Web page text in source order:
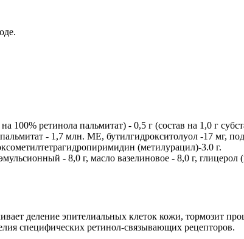
100% ретинола пальмитат) - 0,5 г (состав на 1,0 г
- 1,7 млн. ME, бутилгидрокситолуол -17 мг,
(метилурацил)-3.0 г.
- 8,0 г, масло вазелиновое - 8,0 г,
деление эпителиальных клеток кожи, тормозит
специфических ретинол-связывающих рецепторов.